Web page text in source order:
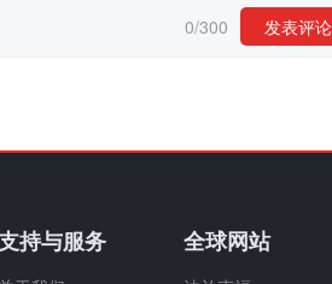
0/300 发表评论
持与服务 全球网站